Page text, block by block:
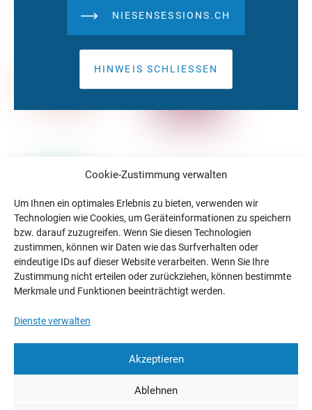
Cookie-Zustimmung verwalten
Um Ihnen ein optimales Erlebnis zu bieten, verwenden wir
Technologien wie Cookies, um Geräteinformationen zu speichern
bzw. darauf zuzugreifen. Wenn Sie diesen Technologien
zustimmen, können wir Daten wie das Surfverhalten oder
eindeutige IDs auf dieser Website verarbeiten. Wenn Sie Ihre
Zustimmung nicht erteilen oder zurückziehen, können bestimmte
Merkmale und Funktionen beeinträchtigt werden.
Dienste verwalten
Akzeptieren
Ablehnen
Wählen Sie eine Sprache
NIESENSESSIONS.CH
HINWEIS SCHLIESSEN